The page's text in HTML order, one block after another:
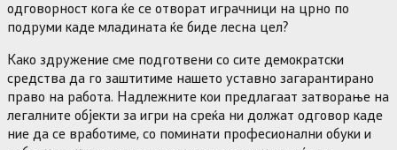
одговорност кога ќе се отворат играчници на црно по
подруми каде младината ќе биде лесна цел?
Како здружение сме подготвени со сите демократски
средства да го заштитиме нашето уставно загарантирано
право на работа. Надлежните кои предлагаат затворање на
легалните објекти за игри на среќа ни должат одговор каде
ние да се вработиме, со поминати професионални обуки и